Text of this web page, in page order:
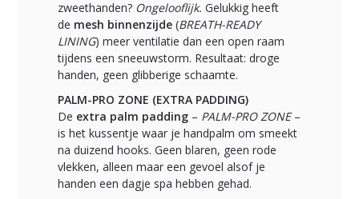
zweethanden? Ongelooflijk. Gelukkig heeft
de mesh binnenzijde (BREATH-READY
LINING) meer ventilatie dan een open raam
tijdens een sneeuwstorm. Resultaat: droge
handen, geen glibberige schaamte.
PALM-PRO ZONE (EXTRA PADDING)
De extra palm padding – PALM-PRO ZONE–
is het kussentje waar je handpalm om smeekt
na duizend hooks. Geen blaren, geen rode
vlekken, alleen maar een gevoel alsof je
handen een dagje spa hebben gehad.